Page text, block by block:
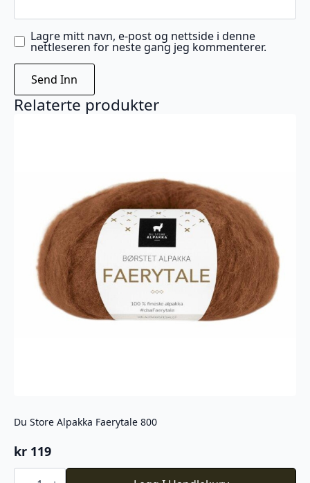
Lagre mitt navn, e-post og nettside i denne
nettleseren for neste gang jeg kommenterer.
Relaterte produkter
Du Store Alpakka Faerytale 800
kr 119
Du